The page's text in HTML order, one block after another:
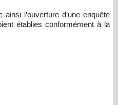
l’ouverture d’une enquête
établies conformément à la